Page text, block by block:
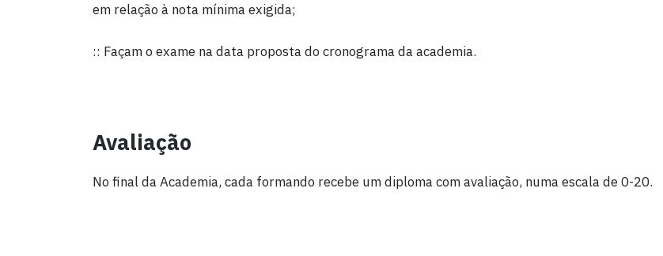
em relação à nota mínima exigida;
:: Façam o exame na data proposta do cronograma da academia.
Avaliação
No final da Academia, cada formando recebe um diploma com avaliação, numa escala de 0-20.